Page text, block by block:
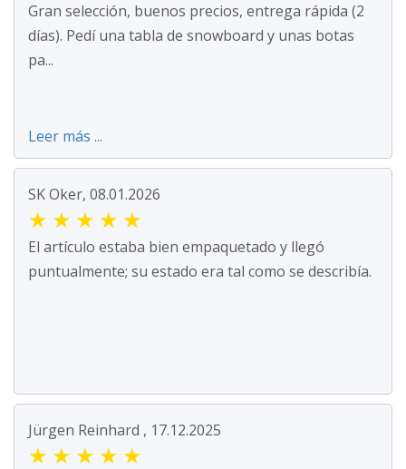
Gran selección, buenos precios, entrega rápida (2
días). Pedí una tabla de snowboard y unas botas
pa...
Leer más ...
SK Oker, 08.01.2026
★ ★ ★ ★ ★
El artículo estaba bien empaquetado y llegó
puntualmente; su estado era tal como se describía.
Jürgen Reinhard , 17.12.2025
★ ★ ★ ★ ★